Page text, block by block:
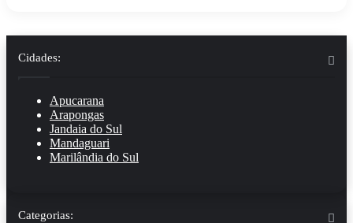
Cidades:
Apucarana
Arapongas
Jandaia do Sul
Mandaguari
Marilândia do Sul
Categorias: